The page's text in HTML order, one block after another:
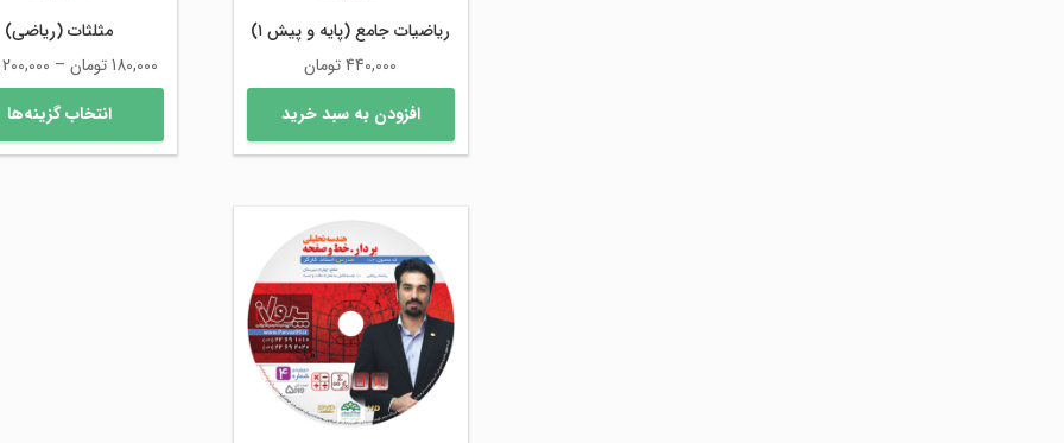
ریاضیات جامع (پایه و پیش ۱)
440,000تومان
افزودن به سبد خرید
مثلثات (ریاضی)
180,000تومان –
200,000
انتخاب گزینه‌ها